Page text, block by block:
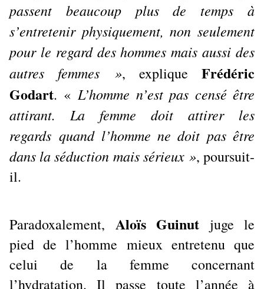
passent beaucoup plus de temps à
s’entretenir physiquement, non seulement
pour le regard des hommes mais aussi des
autres femmes », explique Frédéric
Godart. « L’homme n’est pas censé être
attirant. La femme doit attirer les
regards quand l’homme ne doit pas être
dans la séduction mais sérieux », poursuit-
il.
Paradoxalement, Aloïs Guinut juge le
pied de l’homme mieux entretenu que
celui de la femme concernant
l’hydratation. Il passe toute l’année à